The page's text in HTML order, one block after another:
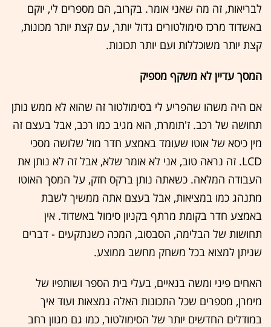
לבריאות, זה מה שאני אומר. בקרוב, הם מספרים לי, יוקם
באשדוד מרכז סימולטורים גדול יותר, עם קצת יותר מכונות,
קצת יותר משוכללות ועם יותר תכונות.
המסך עדיין לא משקף מספיק
אם היה משהו שהפריע לי בסימולטור זה שהוא לא ממש נותן
תחושה של רכב. ז'תומרת, הוא מגיב כמו רכב, אבל בעצם זה
מין כיסא של אוטו שעומד באמצע חדר מול שלושה מסכי
LCD. זה נראה טוב, אני לא אומר שלא, אבל זה לא נותן את
העבודה המלאה. כשאתה נותן ברקס חזק, על המסך האוטו
מתנהג כמו במציאות, אבל בעצם אתה ממשיך לשבת
באמצע חדר בקומת מרתף בקניון סימול באשדוד. אין
תחושות של הבלימה, הסבסוב, המכה כשנתקעים - דברים
שניתן למצוא בכל משחק מחשב ממוצע.
האחים פיני ומשה בנאיים, בעלי בית הספר ושותפיו של
מימרן, מספרים שכל התכונות האלה נמצאות ועוד איך
במודלים החדשים יותר של הסימולטור, כמו גם מגוון רחב